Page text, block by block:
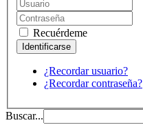
Recuérdeme
¿Recordar usuario?
¿Recordar contraseña?
Buscar...